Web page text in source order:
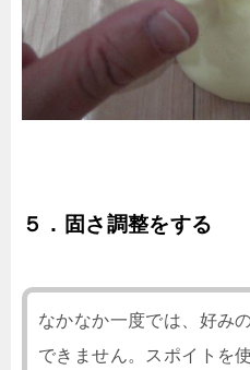
５．固さ調整をする
なかなか一度では、好み
できません。スポイトを